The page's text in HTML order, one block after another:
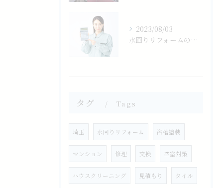
2023/08/03
水回りリフォームの相場について
タグ Tags
埼玉 水回りリフォーム 浴槽塗装
マンション 修理 交換 空室対策
ハウスクリーニング 見積もり タイル